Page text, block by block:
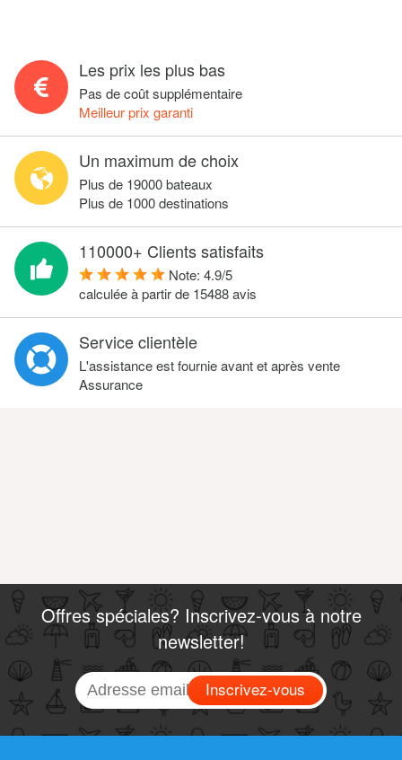
Les prix les plus bas
Pas de coût supplémentaire
Meilleur prix garanti
Un maximum de choix
Plus de 19000 bateaux
Plus de 1000 destinations
110000+ Clients satisfaits
Note: 4.9/5
calculée à partir de 15488avis
Service clientèle
L'assistance est fournie avant et après vente
Assurance
Offres spéciales? Inscrivez-vous à notre
newsletter!
Inscrivez-vous